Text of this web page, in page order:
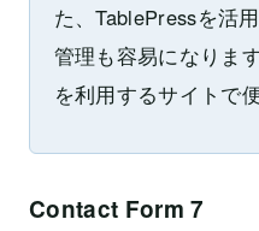
た、TablePressを活
管理も容易になりま
を利用するサイトで
Contact Form 7